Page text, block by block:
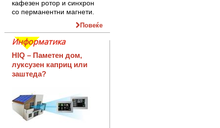
кафезен ротор и синхрон
со перманентни магнети.
Повеќе
Информатика
HIQ – Паметен дом,
луксузен каприц или
заштеда?